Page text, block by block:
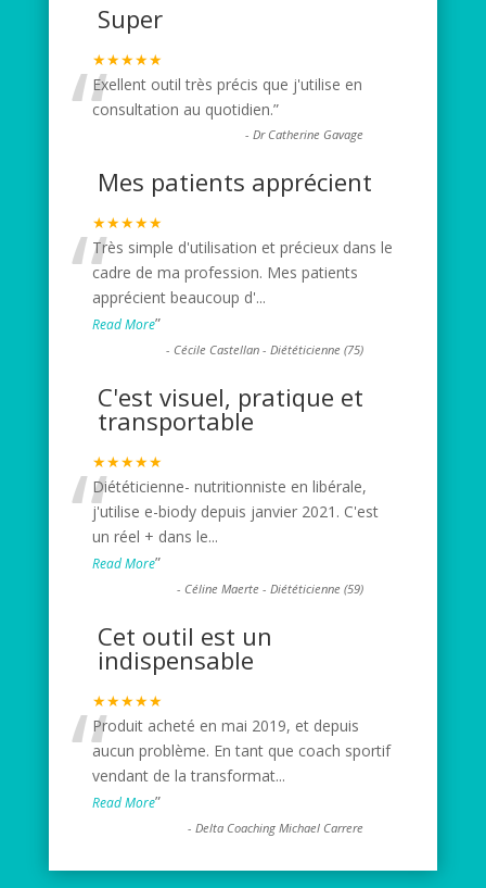
Super
★★★★★
“Exellent outil très précis que j'utilise en
consultation au quotidien.”
-Dr Catherine Gavage
Mes patients apprécient
★★★★★
“Très simple d'utilisation et précieux dans le
cadre de ma profession. Mes patients
apprécient beaucoup d'...
Read More”
- Cécile Castellan - Diététicienne (75)
C'est visuel, pratique et
transportable
★★★★★
“Diététicienne- nutritionniste en libérale,
j'utilise e-biody depuis janvier 2021. C'est
un réel + dans le...
Read More”
- Céline Maerte - Diététicienne (59)
Cet outil est un
indispensable
★★★★★
“Produit acheté en mai 2019, et depuis
aucun problème. En tant que coach sportif
vendant de la transformat...
Read More”
-Delta Coaching Michael Carrere